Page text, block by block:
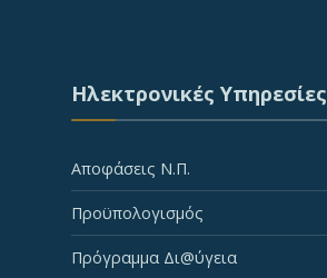
Ηλεκτρονικές Υπηρεσίες
Αποφάσεις Ν.Π.
Προϋπολογισμός
Πρόγραμμα Δι@ύγεια